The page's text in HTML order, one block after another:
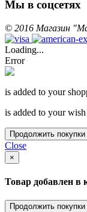
Мы в соцсетях
© 2016 Магазин
Loading...
Error
is added to your
is added to your
Продолжить покупки
Close
×
Товар добавлен в
Продолжить покупки